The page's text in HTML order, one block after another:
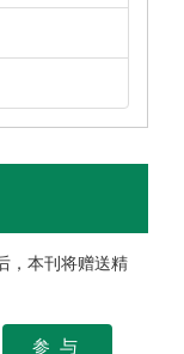
，本刊将赠送精
参 与